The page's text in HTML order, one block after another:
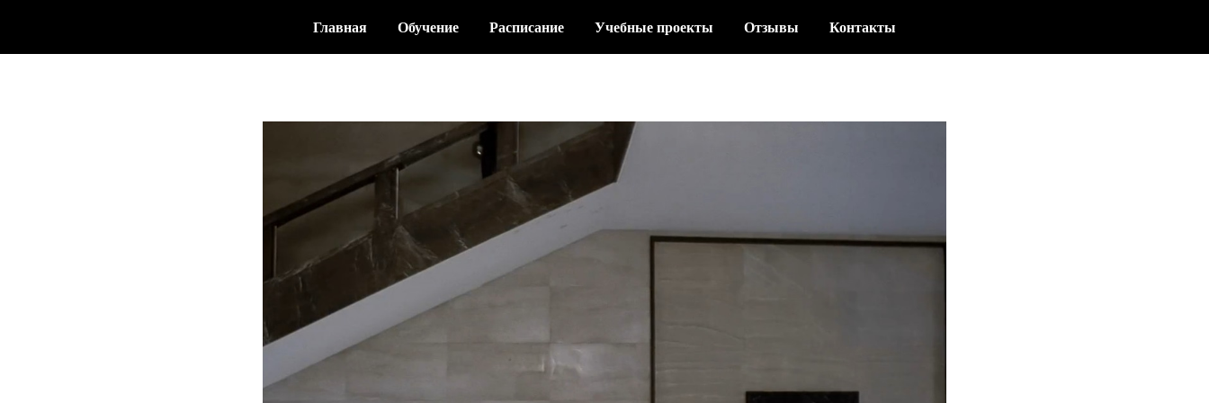
Главная Обучение Расписание Учебные проекты Отзывы Контакты